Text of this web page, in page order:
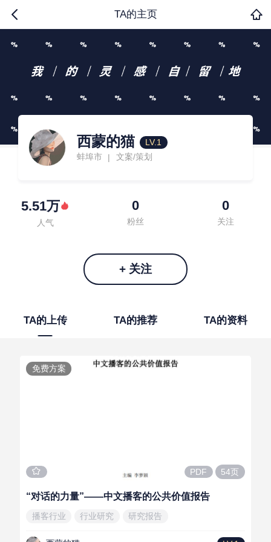
TA的主页
西蒙的猫
LV.1
蚌埠市
| 文案/策划
5.51万
人气
0
粉丝
0
关注
+ 关注
TA的上传 TA的推荐 TA的资料
免费方案
PDF 54页
“对话的力量”——中文播客的公共价值报告
播客行业 行业研究 研究报告